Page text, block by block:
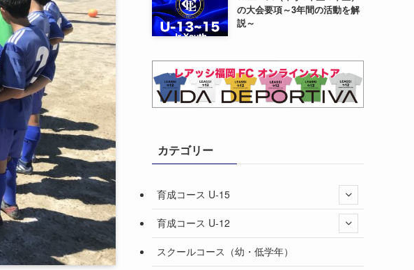
の大会要項～3年間の活動を解
説～
カテゴリー
育成コース U-15
育成コース U-12
スクールコース（幼・低学年）